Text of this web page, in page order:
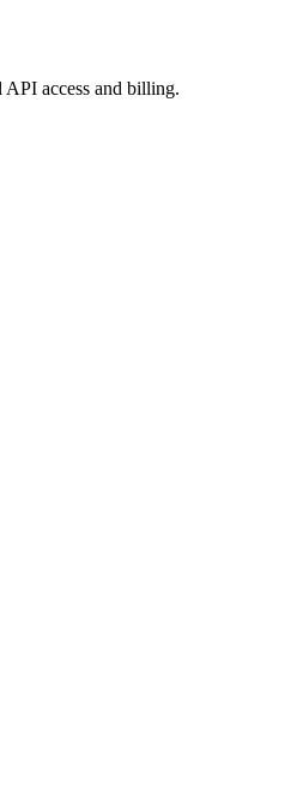
access and billing.